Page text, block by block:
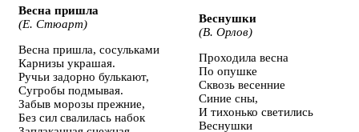
Весна пришла
(Е. Стюарт)
Весна пришла, сосульками
Карнизы украшая.
Ручьи задорно булькают,
Сугробы подмывая.
Забыв морозы прежние,
Без сил свалилась набок
Веснушки
(В. Орлов)
Проходила весна
По опушке
Сквозь весенние
Синие сны,
И тихонько светились
Веснушки